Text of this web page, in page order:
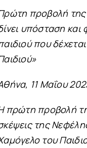
προβολή της
υπόσταση
που
11 Μαΐου
πρώτη προβολή
της
του